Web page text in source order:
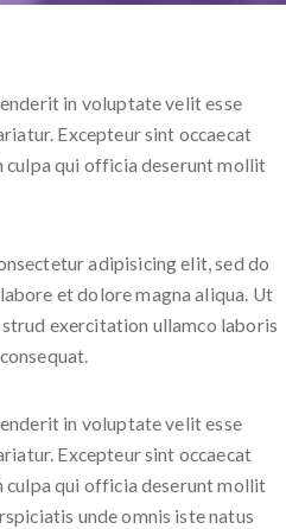
in voluptate velit esse
Excepteur sint occaecat
culpa qui officia deserunt mollit
adipisicing elit, sed do
et dolore magna aliqua. Ut
exercitation ullamco laboris
in voluptate velit esse
Excepteur sint occaecat
culpa qui officia deserunt mollit
unde omnis iste natus